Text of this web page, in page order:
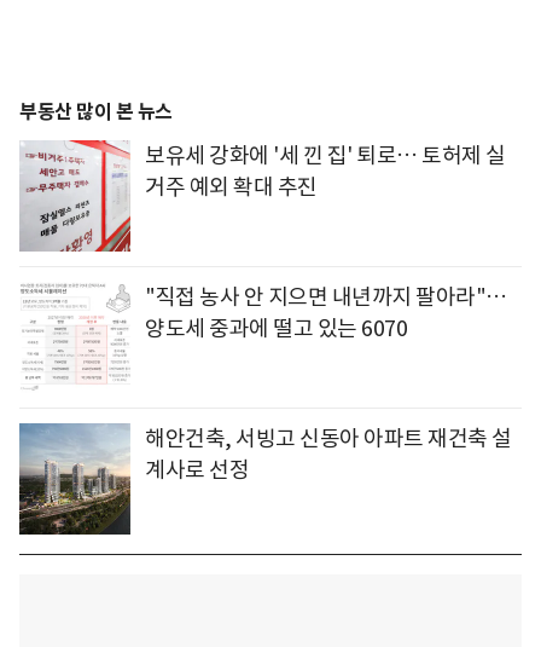
부동산 많이 본 뉴스
보유세 강화에 '세 낀 집' 퇴로… 토허제 실
거주 예외 확대 추진
"직접 농사 안 지으면 내년까지 팔아라"…
양도세 중과에 떨고 있는 6070
해안건축, 서빙고 신동아 아파트 재건축 설
계사로 선정